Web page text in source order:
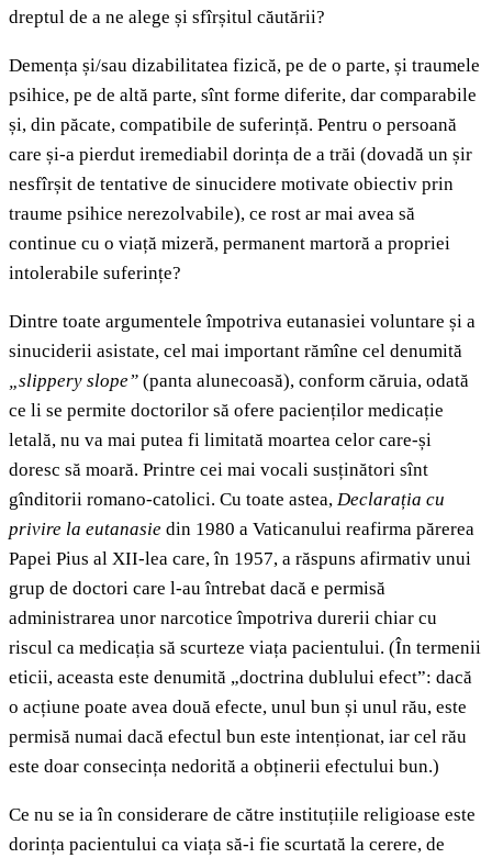
dreptul de a ne alege și sfîrșitul căutării?
Demența și/sau dizabilitatea fizică, pe de o parte, și traumele
psihice, pe de altă parte, sînt forme diferite, dar comparabile
și, din păcate, compatibile de suferință. Pentru o persoană
care și-a pierdut iremediabil dorința de a trăi (dovadă un șir
nesfîrșit de tentative de sinucidere motivate obiectiv prin
traume psihice nerezolvabile), ce rost ar mai avea să
continue cu o viață mizeră, permanent martoră a propriei
intolerabile suferințe?
Dintre toate argumentele împotriva eutanasiei voluntare și a
sinuciderii asistate, cel mai important rămîne cel denumită
„slippery slope” (panta alunecoasă), conform căruia, odată
ce li se permite doctorilor să ofere pacienților medicație
letală, nu va mai putea fi limitată moartea celor care-și
doresc să moară. Printre cei mai vocali susținători sînt
gînditorii romano-catolici. Cu toate astea, Declarația cu
privire la eutanasie din 1980 a Vaticanului reafirma părerea
Papei Pius al XII-lea care, în 1957, a răspuns afirmativ unui
grup de doctori care l-au întrebat dacă e permisă
administrarea unor narcotice împotriva durerii chiar cu
riscul ca medicația să scurteze viața pacientului. (În termenii
eticii, aceasta este denumită „doctrina dublului efect”: dacă
o acțiune poate avea două efecte, unul bun și unul rău, este
permisă numai dacă efectul bun este intenționat, iar cel rău
este doar consecința nedorită a obținerii efectului bun.)
Ce nu se ia în considerare de către instituțiile religioase este
dorința pacientului ca viața să-i fie scurtată la cerere, de